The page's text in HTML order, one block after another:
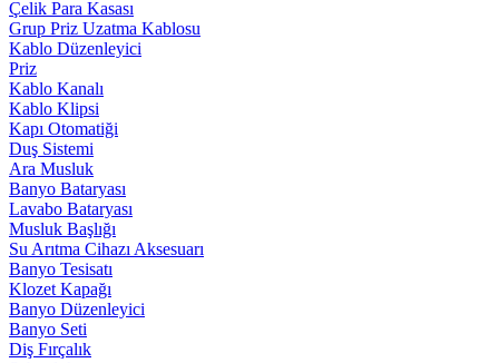
Çelik Para Kasası
Grup Priz Uzatma Kablosu
Kablo Düzenleyici
Priz
Kablo Kanalı
Kablo Klipsi
Kapı Otomatiği
Duş Sistemi
Ara Musluk
Banyo Bataryası
Lavabo Bataryası
Musluk Başlığı
Su Arıtma Cihazı Aksesuarı
Banyo Tesisatı
Klozet Kapağı
Banyo Düzenleyici
Banyo Seti
Diş Fırçalık